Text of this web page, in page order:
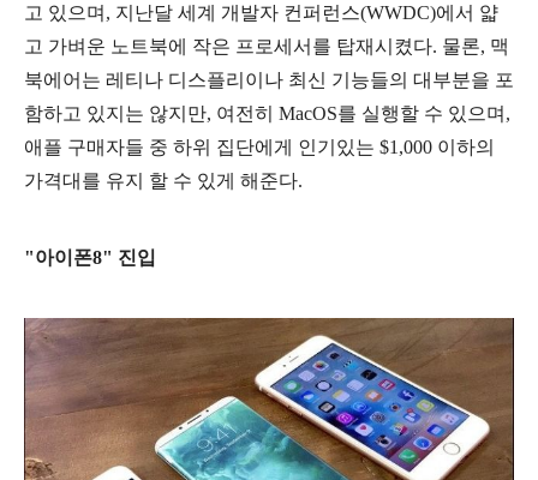
고 있으며, 지난달 세계 개발자 컨퍼런스(WWDC)에서 얇
고 가벼운 노트북에 작은 프로세서를 탑재시켰다. 물론, 맥
북에어는 레티나 디스플리이나 최신 기능들의 대부분을 포
함하고 있지는 않지만, 여전히 MacOS를 실행할 수 있으며,
애플 구매자들 중 하위 집단에게 인기있는 $1,000 이하의
가격대를 유지 할 수 있게 해준다.
"아이폰8" 진입